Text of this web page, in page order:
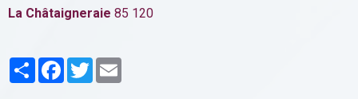
La Châtaigneraie 85 120
PartagerFacebook
Twitter